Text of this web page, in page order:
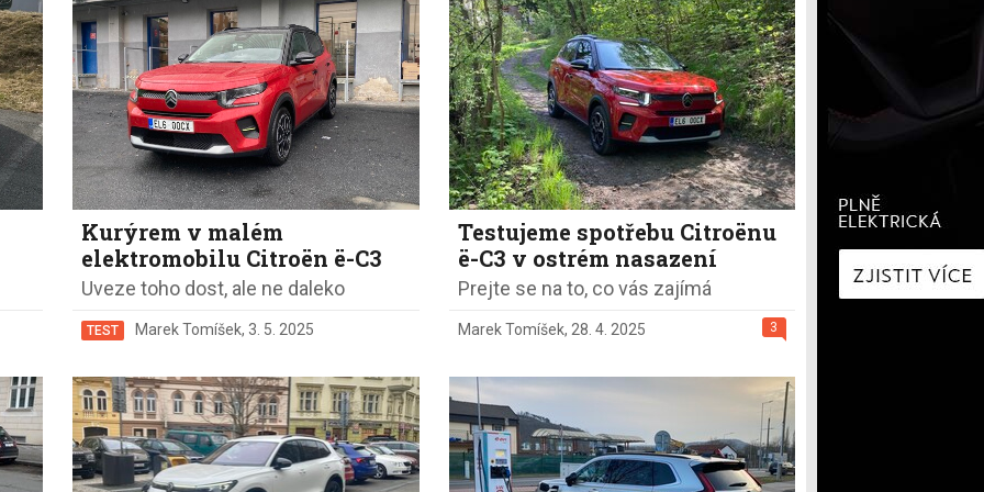
Benz
Eco-Rally
Ostatní
Autonomní řízení
Carsharing
Systémy a technologie
Veřejná doprava
Nabíjení a nabíjecí
stanice
Redakční články
Ostatní
Zaostřeno na spotřebu
fNews
Nabíjíme elektromobil
Technologie v autech
Historie elektromobilů
Kurýrem v malém
elektromobilu Citroën ë-C3
Uveze toho dost, ale ne daleko
TEST Marek Tomíšek, 3. 5. 2025
Testujeme spotřebu Citroënu
ë-C3 v ostrém nasazení
Prejte se na to, co vás zajímá
3
Marek Tomíšek, 28. 4. 2025